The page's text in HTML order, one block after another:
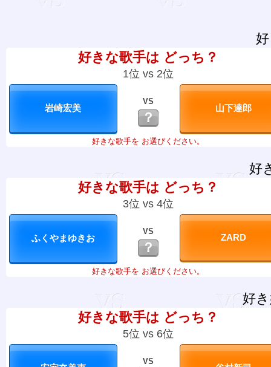
好きな歌手は どっち？
1位 vs 2位
VS
？
好きな歌手を お選びください。
好
好きな歌手は どっち？
3位 vs 4位
VS
？
好きな歌手を お選びください。
好
好きな歌手は どっち？
5位 vs 6位
VS